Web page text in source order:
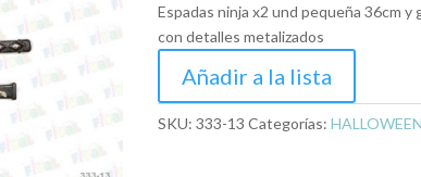
Espadas ninja x2 und pequeña 36cm y
con detalles metalizados
Añadir a la lista
SKU:333-13 Categorías: